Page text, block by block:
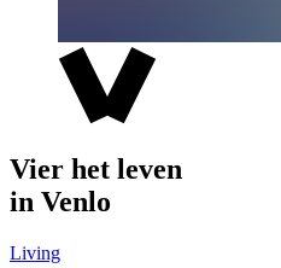
Vier het leven
in Venlo
Living